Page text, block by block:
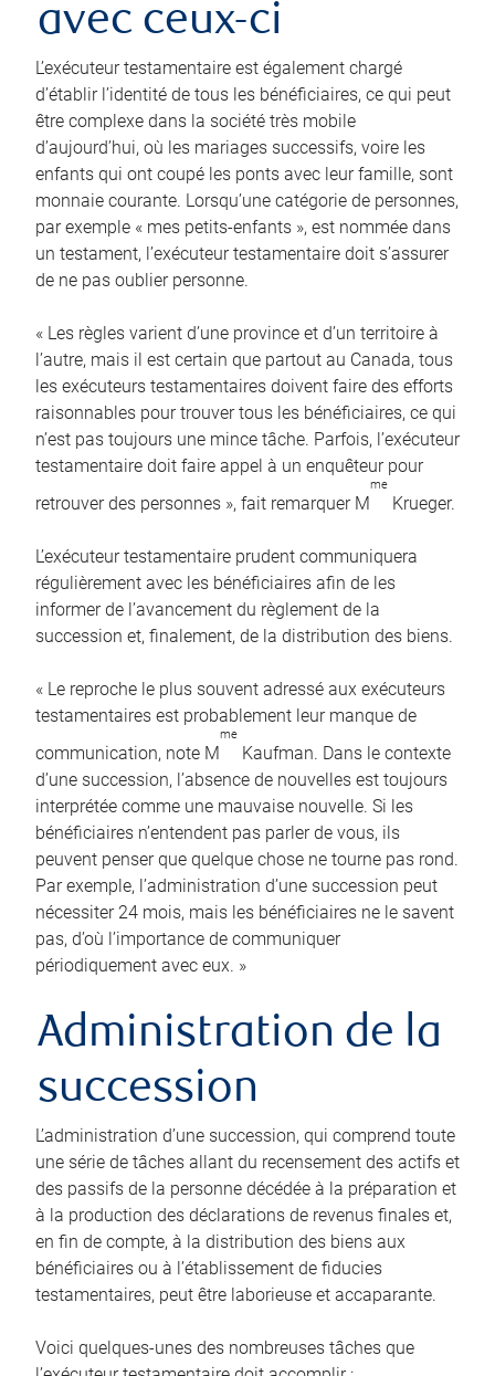
avec ceux-ci
L’exécuteur testamentaire est également chargé
d’établir l’identité de tous les bénéficiaires, ce qui peut
être complexe dans la société très mobile
d’aujourd’hui, où les mariages successifs, voire les
enfants qui ont coupé les ponts avec leur famille, sont
monnaie courante. Lorsqu’une catégorie de personnes,
par exemple « mes petits-enfants », est nommée dans
un testament, l’exécuteur testamentaire doit s’assurer
de ne pas oublier personne.
« Les règles varient d’une province et d’un territoire à
l’autre, mais il est certain que partout au Canada, tous
les exécuteurs testamentaires doivent faire des efforts
raisonnables pour trouver tous les bénéficiaires, ce qui
n’est pas toujours une mince tâche. Parfois, l’exécuteur
testamentaire doit faire appel à un enquêteur pour
retrouver des personnes », fait remarquer M
me
Krueger.
L’exécuteur testamentaire prudent communiquera
régulièrement avec les bénéficiaires afin de les
informer de l’avancement du règlement de la
succession et, finalement, de la distribution des biens.
« Le reproche le plus souvent adressé aux exécuteurs
testamentaires est probablement leur manque de
communication, note M
me
Kaufman. Dans le contexte
d’une succession, l’absence de nouvelles est toujours
interprétée comme une mauvaise nouvelle. Si les
bénéficiaires n’entendent pas parler de vous, ils
peuvent penser que quelque chose ne tourne pas rond.
Par exemple, l’administration d’une succession peut
nécessiter 24 mois, mais les bénéficiaires ne le savent
pas, d’où l’importance de communiquer
périodiquement avec eux. »
Administration de la
succession
L’administration d’une succession, qui comprend toute
une série de tâches allant du recensement des actifs et
des passifs de la personne décédée à la préparation et
à la production des déclarations de revenus finales et,
en fin de compte, à la distribution des biens aux
bénéficiaires ou à l’établissement de fiducies
testamentaires, peut être laborieuse et accaparante.
Voici quelques-unes des nombreuses tâches que